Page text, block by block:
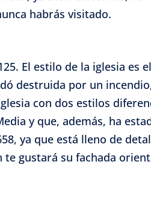
habrás visitado.
El estilo de la iglesia es
destruida por un
con dos estilos
y que, además, ha
ya que está lleno de
gustará su fachada